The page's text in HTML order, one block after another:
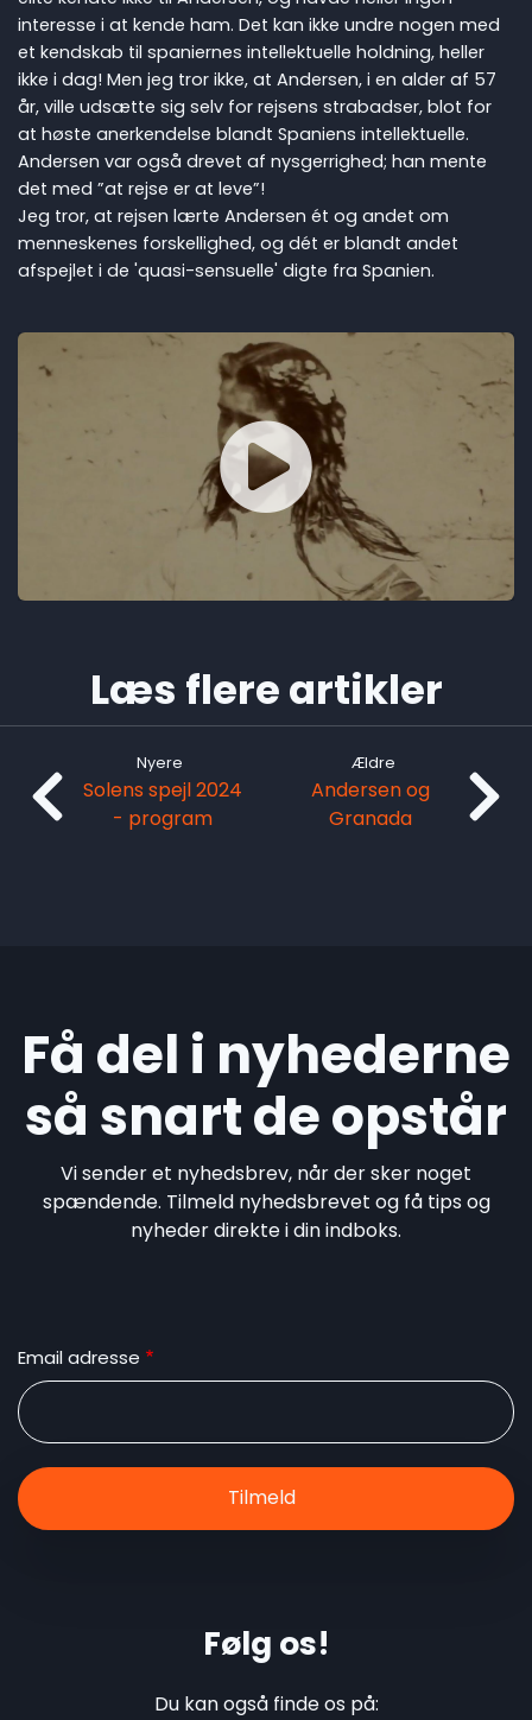
interesse i at kende ham. Det kan ikke undre nogen med
et kendskab til spaniernes intellektuelle holdning, heller
ikke i dag! Men jeg tror ikke, at Andersen, i en alder af 57
år, ville udsætte sig selv for rejsens strabadser, blot for
at høste anerkendelse blandt Spaniens intellektuelle.
Andersen var også drevet af nysgerrighed; han mente
det med ”at rejse er at leve”!
Jeg tror, at rejsen lærte Andersen ét og andet om
menneskenes forskellighed, og dét er blandt andet
afspejlet i de 'quasi-sensuelle' digte fra Spanien.
Læs flere artikler
Nyere
Solens spejl 2024
- program
Ældre
Andersen og
Granada
Få del i nyhederne
så snart de opstår
Vi sender et nyhedsbrev, når der sker noget
spændende. Tilmeld nyhedsbrevet og få tips og
nyheder direkte i din indboks.
Email adresse
Følg os!
Du kan også finde os på: